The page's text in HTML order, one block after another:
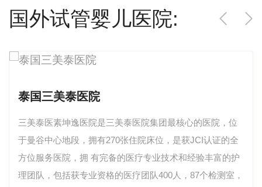
国外试管婴儿医院:
泰国三美泰医院
三美泰医素坤逸医院是三美泰医院集团最核心的医院，位
于曼谷中心地段，拥有270张住院床位，是获JCI认证的全
方位服务医院，拥 有完备的医疗专业技术和经验丰富的护
理团队，包括获专业资格的医疗团队400人，87个检测室，